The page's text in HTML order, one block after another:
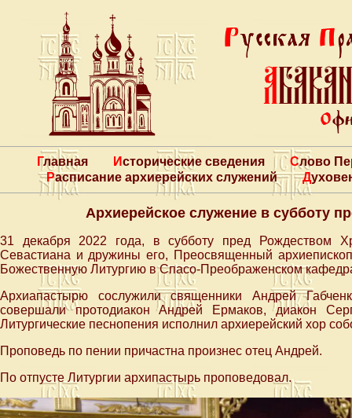
Главная Исторические сведения
Слово
Расписание архиерейских служений
Архиерейское служение в субботу
31 декабря 2022 года, в субботу пред Рождеством
Севастиана и дружины его, Преосвященный
Божественную Литургию в Спасо-Преображенском
Архиапастырю сослужили священники Андрей
совершали протодиакон Андрей Ермаков, диакон
Литургические песнопения исполнил архиерейский хор
Проповедь по пении причастна произнес отец Андрей.
По отпусте Литургии архипастырь проповедовал.